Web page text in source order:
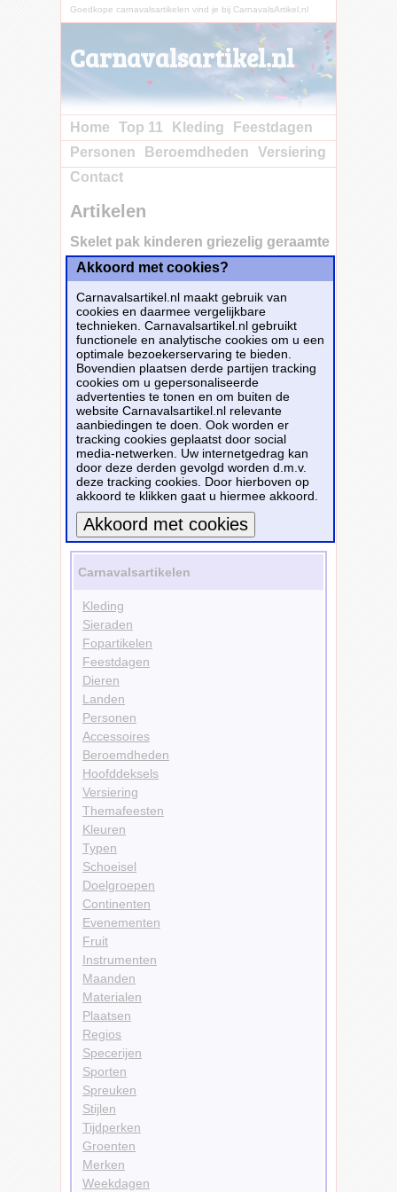
Goedkope carnavalsartikelen vind je bij CarnavalsArtikel.nl
Carnavalsartikel.nl
Home Top 11 Kleding
Feestdagen
Personen
Beroemdheden
Versiering
Contact
Artikelen
Skelet pak kinderen griezelig geraamte
Koop nu bij e-Carnavalskleding.nl voor
slechts€ 17.45!
Dit carnavalsartikelSkelet pak kinderen
griezelig geraamteis te bestellen bijE-
Carnavalskleding.nlvoor€ 17,45.
Bestellen
Personen
Skelet
Kleding
Pakken
Doelgroepen
Kinderen
Bekijk alle carnavalsartikelen
Carnavalsartikelen
Kleding
Sieraden
Fopartikelen
Feestdagen
Dieren
Landen
Personen
Accessoires
Beroemdheden
Hoofddeksels
Versiering
Themafeesten
Kleuren
Typen
Schoeisel
Doelgroepen
Continenten
Evenementen
Fruit
Instrumenten
Maanden
Materialen
Plaatsen
Regios
Specerijen
Sporten
Spreuken
Stijlen
Tijdperken
Groenten
Merken
Weekdagen
Akkoord met cookies?
Carnavalsartikel.nl maakt gebruik van
cookies en daarmee vergelijkbare
technieken. Carnavalsartikel.nl gebruikt
functionele en analytische cookies om u een
optimale bezoekerservaring te bieden.
Bovendien plaatsen derde partijen tracking
cookies om u gepersonaliseerde
advertenties te tonen en om buiten de
website Carnavalsartikel.nl relevante
aanbiedingen te doen. Ook worden er
tracking cookies geplaatst door social
media-netwerken. Uw internetgedrag kan
door deze derden gevolgd worden d.m.v.
deze tracking cookies. Door hierboven op
akkoord te klikken gaat u hiermee akkoord.
Meer informatie